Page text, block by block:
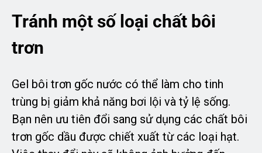
Tránh một số loại chất bôi
trơn
Gel bôi trơn gốc nước có thể làm cho tinh
trùng bị giảm khả năng bơi lội và tỷ lệ sống.
Bạn nên ưu tiên đổi sang sử dụng các chất bôi
trơn gốc dầu được chiết xuất từ các loại hạt.